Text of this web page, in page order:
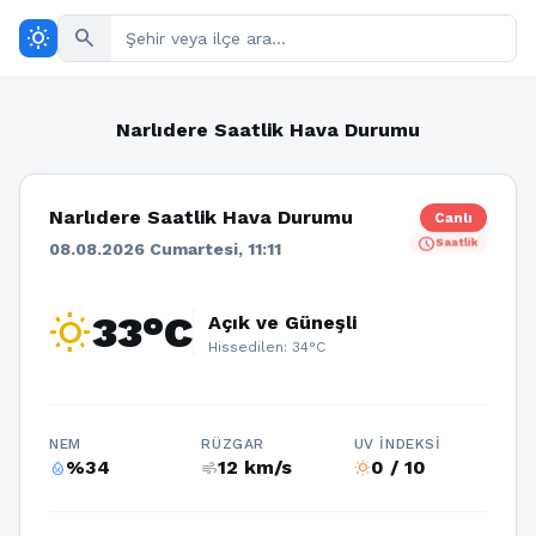
wb_sunny search
Narlıdere Saatlik Hava Durumu
Narlıdere Saatlik Hava Durumu
08.08.2026 Cumartesi, 11:11
Canlı
scheduleSaatlik
wb_sunny33°C Açık ve Güneşli
Hissedilen: 34°C
NEM
humidity_percentage%34
RÜZGAR
air12 km/s
UV İNDEKSI
wb_sunny0 / 10